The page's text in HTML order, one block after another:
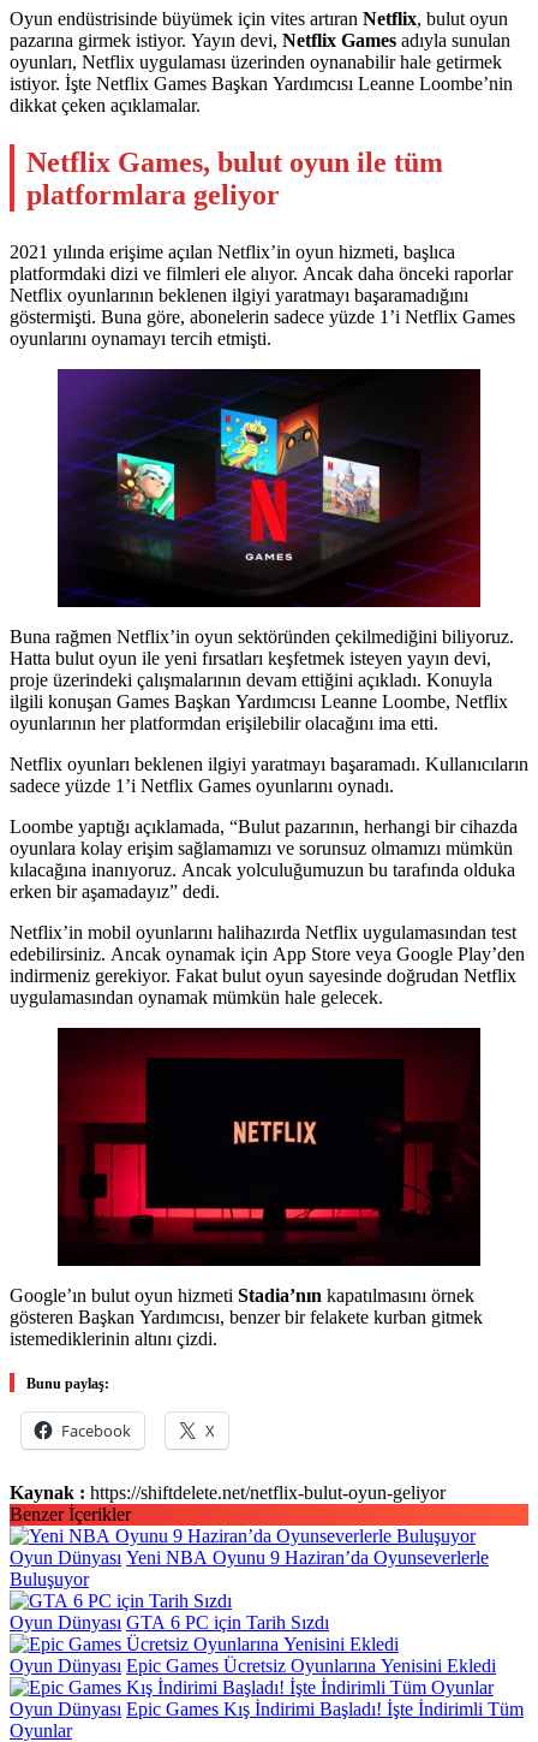
Oyun endüstrisinde büyümek için vites artıran Netflix, bulut oyun
pazarına girmek istiyor. Yayın devi, Netflix Games adıyla sunulan
oyunları, Netflix uygulaması üzerinden oynanabilir hale getirmek
istiyor. İşte Netflix Games Başkan Yardımcısı Leanne Loombe’nin
dikkat çeken açıklamalar.
Netflix Games, bulut oyun ile tüm
platformlara geliyor
2021 yılında erişime açılan Netflix’in oyun hizmeti, başlıca
platformdaki dizi ve filmleri ele alıyor. Ancak daha önceki raporlar
Netflix oyunlarının beklenen ilgiyi yaratmayı başaramadığını
göstermişti. Buna göre, abonelerin sadece yüzde 1’i Netflix Games
oyunlarını oynamayı tercih etmişti.
Buna rağmen Netflix’in oyun sektöründen çekilmediğini biliyoruz.
Hatta bulut oyun ile yeni fırsatları keşfetmek isteyen yayın devi,
proje üzerindeki çalışmalarının devam ettiğini açıkladı. Konuyla
ilgili konuşan Games Başkan Yardımcısı Leanne Loombe, Netflix
oyunlarının her platformdan erişilebilir olacağını ima etti.
Netflix oyunları beklenen ilgiyi yaratmayı başaramadı. Kullanıcıların
sadece yüzde 1’i Netflix Games oyunlarını oynadı.
Loombe yaptığı açıklamada, “Bulut pazarının, herhangi bir cihazda
oyunlara kolay erişim sağlamamızı ve sorunsuz olmamızı mümkün
kılacağına inanıyoruz. Ancak yolculuğumuzun bu tarafında olduka
erken bir aşamadayız” dedi.
Netflix’in mobil oyunlarını halihazırda Netflix uygulamasından test
edebilirsiniz. Ancak oynamak için App Store veya Google Play’den
indirmeniz gerekiyor. Fakat bulut oyun sayesinde doğrudan Netflix
uygulamasından oynamak mümkün hale gelecek.
Google’ın bulut oyun hizmeti Stadia’nın kapatılmasını örnek
gösteren Başkan Yardımcısı, benzer bir felakete kurban gitmek
istemediklerinin altını çizdi.
Bunu paylaş:
Facebook X
Kaynak : https://shiftdelete.net/netflix-bulut-oyun-geliyor
Benzer İçerikler
Oyun Dünyası Yeni NBA Oyunu 9 Haziran’da Oyunseverlerle
Buluşuyor
Oyun Dünyası GTA 6 PC için Tarih Sızdı
Oyun Dünyası Epic Games Ücretsiz Oyunlarına Yenisini Ekledi
Oyun Dünyası Epic Games Kış İndirimi Başladı! İşte İndirimli Tüm
Oyunlar